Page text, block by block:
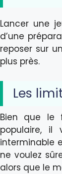
Lancer une
d’une
reposer sur
plus près.
Les
Bien que le
populaire, il
interminable
ne voulez
alors que le